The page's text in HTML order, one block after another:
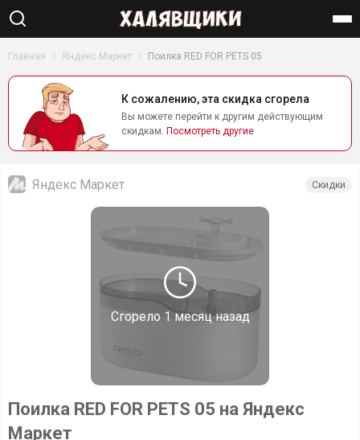
Главная Яндекс Маркет Поилка RED FOR PETS 05
К сожалению, эта скидка сгорела
Вы можете перейти к другим действующим
скидкам. Посмотреть другие
Сгорело 1 месяц назад
Яндекс Маркет Скидки
Поилка RED FOR PETS 05 на Яндекс
Маркет